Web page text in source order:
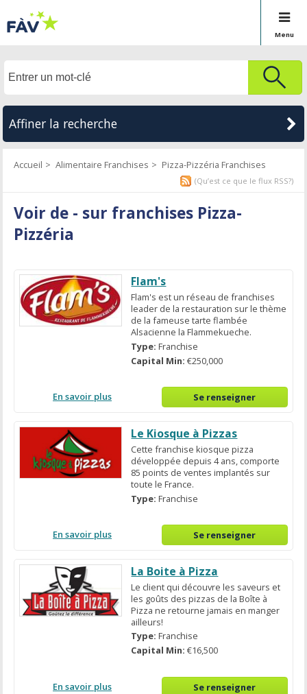
Menu
Affiner la recherche
Accueil Alimentaire Franchises Pizza-Pizzéria Franchises
(Qu’est ce que le flux RSS?)
Voir de - sur franchises Pizza-
Pizzéria
Flam's
Flam's est un réseau de franchises
leader de la restauration sur le thème
de la fameuse tarte flambée
Alsacienne la Flammekueche.
Type:Franchise
Capital Min:€250,000
En savoir plus Se renseigner
Le Kiosque à Pizzas
Cette franchise kiosque pizza
développée depuis 4 ans, comporte
85 points de ventes implantés sur
toute le France.
Type:Franchise
En savoir plus Se renseigner
La Boite à Pizza
Le client qui découvre les saveurs et
les goûts des pizzas de la Boîte à
Pizza ne retourne jamais en manger
ailleurs!
Type:Franchise
Capital Min:€16,500
En savoir plus Se renseigner